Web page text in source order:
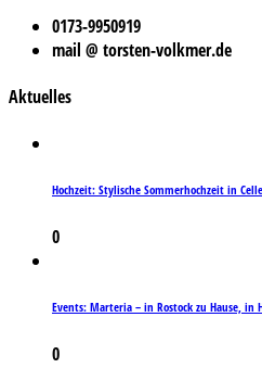
0173-9950919
mail @ torsten-volkmer.de
Aktuelles
Hochzeit: Stylische Sommerhochzeit in Celle
0
Events: Marteria – in Rostock zu Hause, in
0